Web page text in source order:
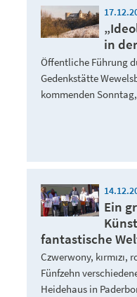
in
Öffentliche Führung
Gedenkstätte
kommenden
Ein
fantastische
Czwerwony, kırmızı,
Fünfzehn
Heidehaus in